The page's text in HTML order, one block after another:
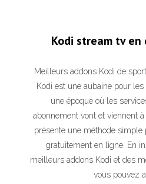
Kodi stream tv
Meilleurs addons Kodi de
Kodi est une aubaine pour
une époque où les
abonnement vont et viennent
présente une méthode
gratuitement en ligne. En
meilleurs addons Kodi et des
vous pouvez